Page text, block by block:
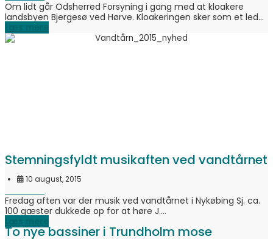
Om lidt går Odsherred Forsyning i gang med at kloakere
landsbyen Bjergesø ved Hørve. Kloakeringen sker som et led...
Stemningsfyldt musikaften ved vandtårnet
10 august, 2015
Fredag aften var der musik ved vandtårnet i Nykøbing Sj. ca.
100 gæster dukkede op for at høre J....
To nye bassiner i Trundholm mose